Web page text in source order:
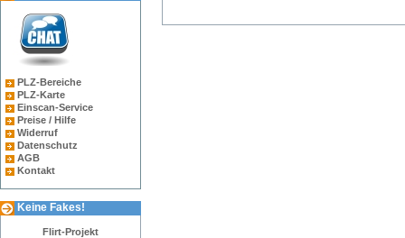
PLZ-Bereiche
PLZ-Karte
Einscan-Service
Preise / Hilfe
Widerruf
Datenschutz
AGB
Kontakt
Keine Fakes!
Flirt-Projekt